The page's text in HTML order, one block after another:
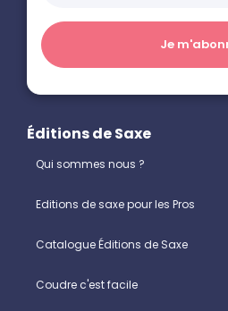
Éditions de Saxe
Qui sommes nous ?
Editions de saxe pour les Pros
Catalogue Éditions de Saxe
Coudre c'est facile